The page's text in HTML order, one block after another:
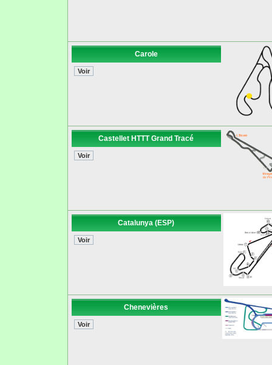
Carole
Castellet HTTT Grand Tracé
Catalunya (ESP)
Chenevières